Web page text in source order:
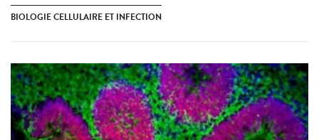
BIOLOGIE CELLULAIRE ET INFECTION